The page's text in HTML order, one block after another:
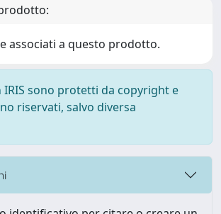
associati a questo prodotto.
sono protetti da copyright e
riservati, salvo diversa